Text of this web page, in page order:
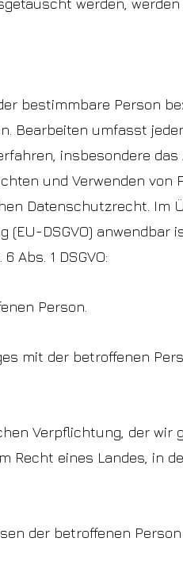
werden,
bestimmbare Person
Bearbeiten umfasst
insbesondere das
und Verwenden von
Datenschutzrecht. Im
DSGVO) anwendbar
Abs. 1 DSGVO:
Person.
mit der betroffenen
Verpflichtung, der wir
eines Landes, in
der betroffenen